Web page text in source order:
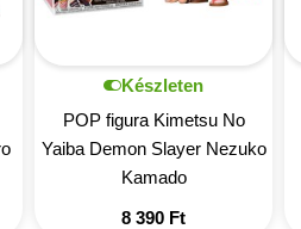
Készleten
POP figura Kimetsu No
Yaiba Demon Slayer Nezuko
Kamado
8 390 Ft